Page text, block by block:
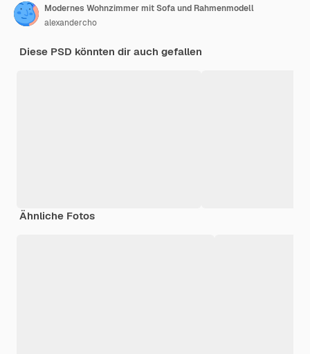
Modernes Wohnzimmer mit Sofa und Rahmenmodell
alexandercho
Diese PSD könnten dir auch gefallen
Ähnliche Fotos